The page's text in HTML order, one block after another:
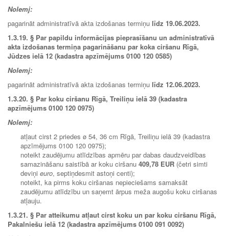
Nolemj:
pagarināt administratīvā akta izdošanas termiņu līdz 19.06.2023.
1.3.19. § Par papildu informācijas pieprasīšanu un administratīvā
akta izdošanas termiņa pagarināšanu par koka ciršanu Rīgā,
Jūdzes ielā 12 (kadastra apzīmējums 0100 120 0585)
Nolemj:
pagarināt administratīvā akta izdošanas termiņu līdz 12.06.2023.
1.3.20. § Par koku ciršanu Rīgā, Treiliņu ielā 39 (kadastra
apzīmējums 0100 120 0975)
Nolemj:
atļaut cirst 2 priedes ø 54, 36 cm Rīgā, Treiliņu ielā 39 (kadastra
apzīmējums 0100 120 0975);
noteikt zaudējumu atlīdzības apmēru par dabas daudzveidības
samazināšanu saistībā ar koku ciršanu 409,78 EUR (četri simti
deviņi euro, septiņdesmit astoņi centi);
noteikt, ka pirms koku ciršanas nepieciešams samaksāt
zaudējumu atlīdzību un saņemt ārpus meža augošu koku ciršanas
atļauju.
1.3.21. § Par atteikumu atļaut cirst koku un par koku ciršanu Rīgā,
Pakalniešu ielā 12 (kadastra apzīmējums 0100 091 0092)